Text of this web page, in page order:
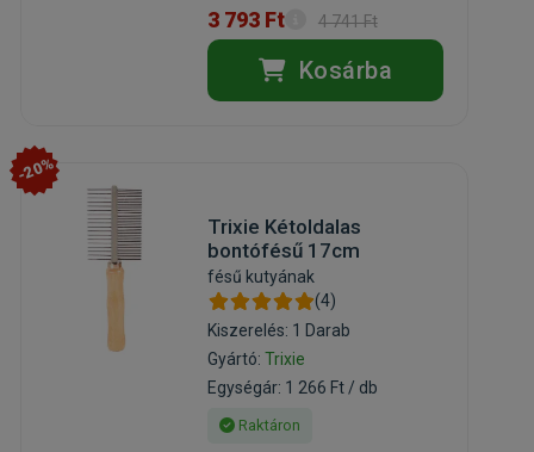
3 793 Ft 4 741 Ft
Kosárba
-20%
Trixie Kétoldalas
bontófésű 17cm
fésű kutyának
(4)
Kiszerelés: 1 Darab
Gyártó: Trixie
Egységár: 1 266 Ft / db
Raktáron